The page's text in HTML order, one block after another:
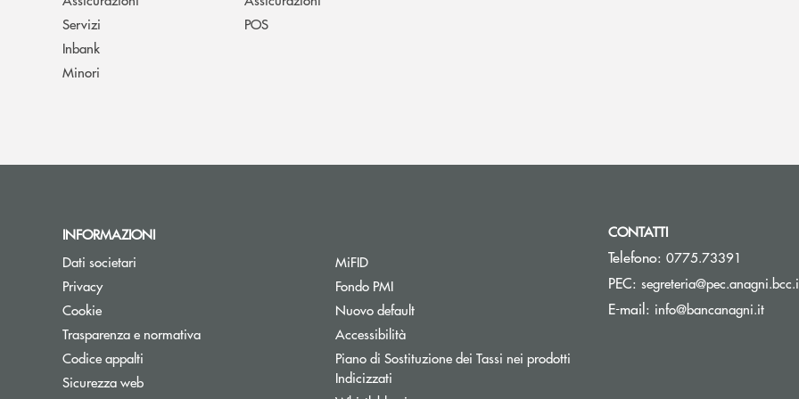
Servizi
Inbank
Minori
POS
INFORMAZIONI
Dati societari
Privacy
Cookie
Trasparenza e normativaApre una nuova finestra
Codice appalti
Sicurezza web
MiFID
Fondo PMIApre una nuova finestra
Nuovo default
Accessibilità
Piano di Sostituzione dei Tassi nei prodotti
Indicizzati
CONTATTI
Telefono: 0775.73391
PEC:
E-mail: info@bancanagni.it(si